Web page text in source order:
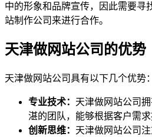
中的形象和品牌宣传，因此需要寻
站制作公司来进行合作。
天津做网站公司的优势
天津做网站公司具有以下几个优势：
专业技术： 天津做网站公司
湛的团队，能够根据客户需求
创新思维： 天津做网站公司